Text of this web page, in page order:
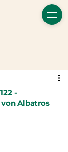
-
Albatros